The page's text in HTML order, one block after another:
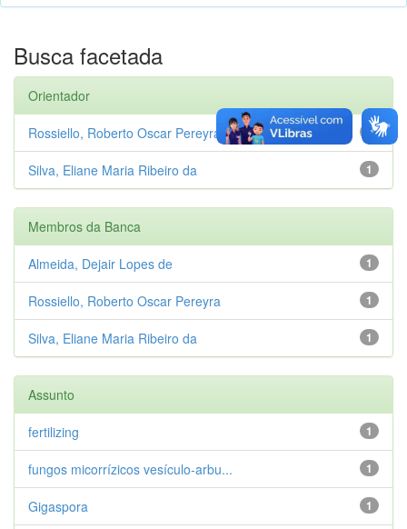
Busca facetada
Orientador
1
Rossiello, Roberto Oscar Pereyra
1
Silva, Eliane Maria Ribeiro da
Membros da Banca
1
Almeida, Dejair Lopes de
1
Rossiello, Roberto Oscar Pereyra
1
Silva, Eliane Maria Ribeiro da
Assunto
1
fertilizing
1
fungos micorrízicos vesículo-arbu...
1
Gigaspora